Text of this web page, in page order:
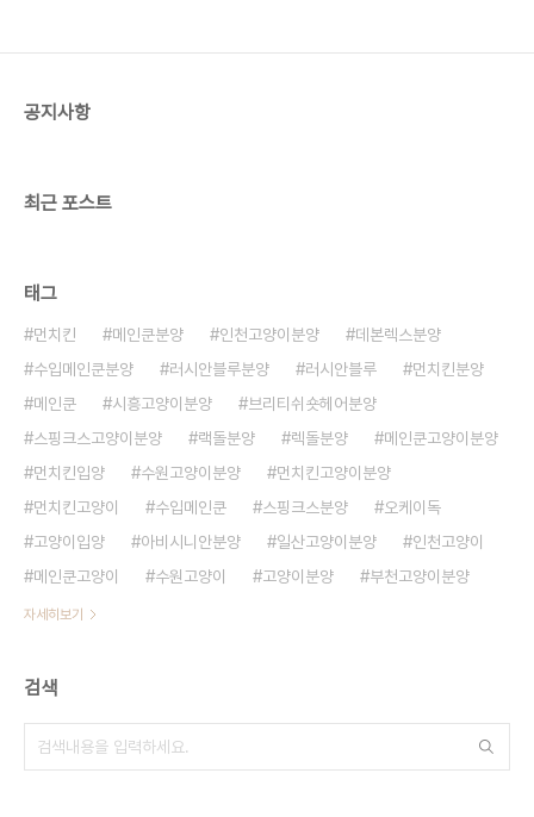
많은 분들의 사랑을 받고 있는데요. 외형적 특징을 살
공지사항
최근 포스트
태그
먼치킨 메인쿤분양 인천고양이분양
데본렉스분양
수입메인쿤분양
러시안블루분양 러시안블루
먼치킨분양
메인쿤
시흥고양이분양
브리티쉬숏헤어분양
스핑크스고양이분양
랙돌분양 렉돌분양
메인쿤고양이분양
먼치킨입양
수원고양이분양
먼치킨고양이분양
먼치킨고양이
수입메인쿤 스핑크스분양
오케이독
고양이입양
아비시니안분양 일산고양이분양
인천고양이
메인쿤고양이
수원고양이 고양이분양 부천고양이분양
자세히보기
검색